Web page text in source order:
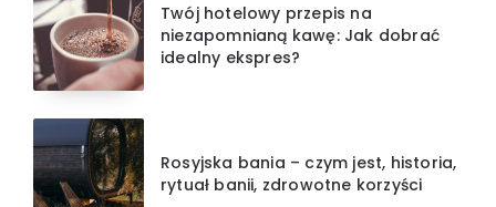
Twój hotelowy przepis na
niezapomnianą kawę: Jak dobrać
idealny ekspres?
Rosyjska bania – czym jest, historia,
rytuał banii, zdrowotne korzyści